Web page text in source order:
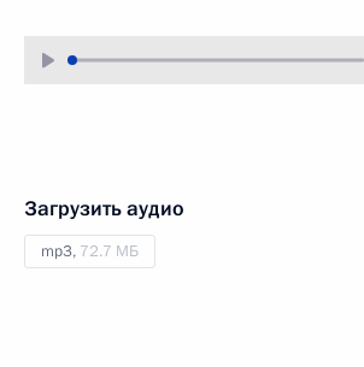
Загрузить аудио
mp3, 72.7 МБ